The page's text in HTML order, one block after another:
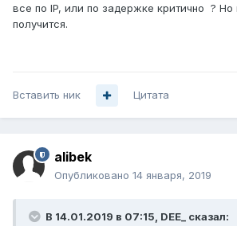
все по IP, или по задержке критично ? Но
получится.
Вставить ник Цитата
alibek
Опубликовано 14 января, 2019
В 14.01.2019 в 07:15, DEE_ сказал: